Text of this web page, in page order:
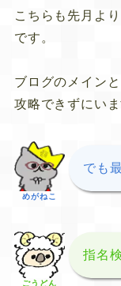
こちらも先月よ
です。
ブログのメイン
攻略できずにいま
めがねこ
でも
ごうどん
指名